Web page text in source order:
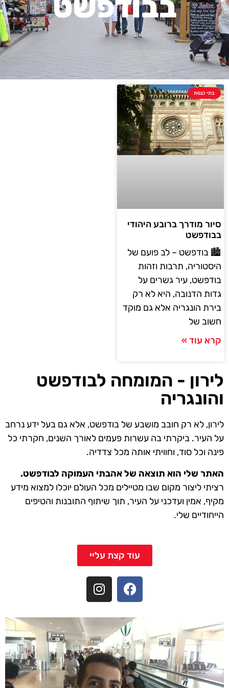
בתי כנסת
סיור מודרך ברובע היהודי
בבודפשט
🏙️ בודפשט – לב פועם של
היסטוריה, תרבות וזהות
בודפשט, עיר גשרים על
גדות הדנובה, היא לא רק
בירת הונגריה אלא גם מוקד
חשוב של
קרא עוד »
לירון - המומחה לבודפשט
והונגריה
לירון, לא רק חובב מושבע של בודפשט, אלא גם בעל ידע נרחב
על העיר. ביקרתי בה עשרות פעמים לאורך השנים, חקרתי כל
פינה וכל סוד, וחוויתי אותה מכל צדדיה.
האתר שלי הוא תוצאה של אהבתי העמוקה לבודפשט.
רציתי ליצור מקום שבו מטיילים מכל העולם יוכלו למצוא מידע
מקיף, אמין ועדכני על העיר, תוך שיתוף התובנות והטיפים
הייחודיים שלי.
עוד קצת עליי